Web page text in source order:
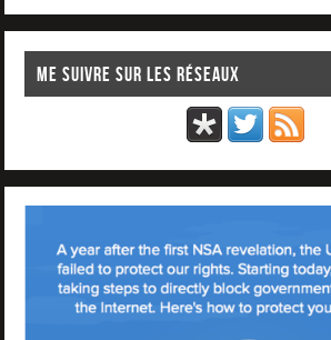
Me suivre sur les réseaux